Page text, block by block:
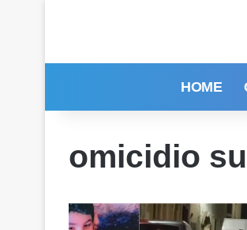
HOME
omicidio